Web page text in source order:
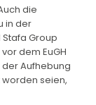
die
in der
Group
dem EuGH
Aufhebung
seien,